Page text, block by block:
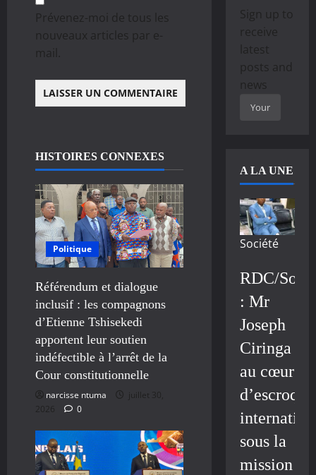
Prévenez-moi de tous les
nouveaux articles par e-
mail.
HISTOIRES CONNEXES
Politique
Référendum et dialogue
inclusif : les compagnons
d’Etienne Tshisekedi
apportent leur soutien
indéfectible à l’arrêt de la
Cour constitutionnelle
narcisse ntuma
juillet 30,
2026
0
Sign up to
receive
latest
posts and
news
A LA UNE
Société
RDC/
: Mr
Joseph
Ciringa
au cœur
sous la
mission